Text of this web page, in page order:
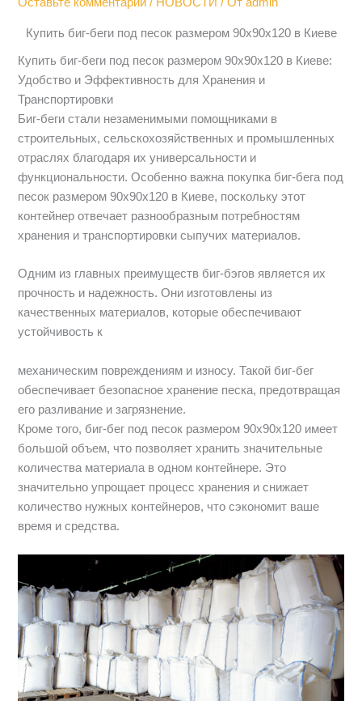
Оставьте комментарий / НОВОСТИ / Отadmin
Купить биг-беги под песок размером 90х90х120 в Киеве
Купить биг-беги под песок размером 90х90х120 в Киеве:
Удобство и Эффективность для Хранения и
Транспортировки
Биг-беги стали незаменимыми помощниками в
строительных, сельскохозяйственных и промышленных
отраслях благодаря их универсальности и
функциональности. Особенно важна покупка биг-бега под
песок размером 90х90х120 в Киеве, поскольку этот
контейнер отвечает разнообразным потребностям
хранения и транспортировки сыпучих материалов.
Одним из главных преимуществ биг-бэгов является их
прочность и надежность. Они изготовлены из
качественных материалов, которые обеспечивают
устойчивость к
механическим повреждениям и износу. Такой биг-бег
обеспечивает безопасное хранение песка, предотвращая
его разливание и загрязнение.
Кроме того, биг-бег под песок размером 90х90х120 имеет
большой объем, что позволяет хранить значительные
количества материала в одном контейнере. Это
значительно упрощает процесс хранения и снижает
количество нужных контейнеров, что сэкономит ваше
время и средства.